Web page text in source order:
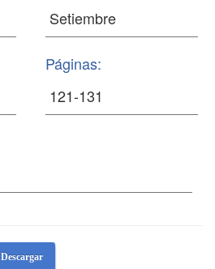
Páginas:
Descargar